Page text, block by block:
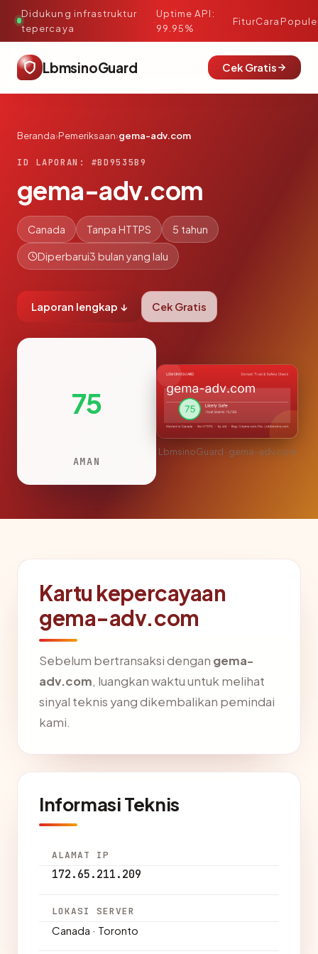
Didukung infrastruktur
tepercaya
·
Uptime API:
99.95%
FiturCara
LbmsinoGuard Cek Gratis
Beranda›Pemeriksaan›gema-adv.com
ID LAPORAN: #BD9535B9
gema-adv.com
Canada Tanpa HTTPS 5 tahun
Diperbarui3 bulan yang lalu
Laporan lengkap ↓ Cek Gratis
75
AMAN
LbmsinoGuard · gema-adv.com
Kartu kepercayaan
gema-adv.com
Sebelum bertransaksi dengan gema-
adv.com, luangkan waktu untuk melihat
sinyal teknis yang dikembalikan pemindai
kami.
Informasi Teknis
ALAMAT IP
172.65.211.209
LOKASI SERVER
Canada · Toronto